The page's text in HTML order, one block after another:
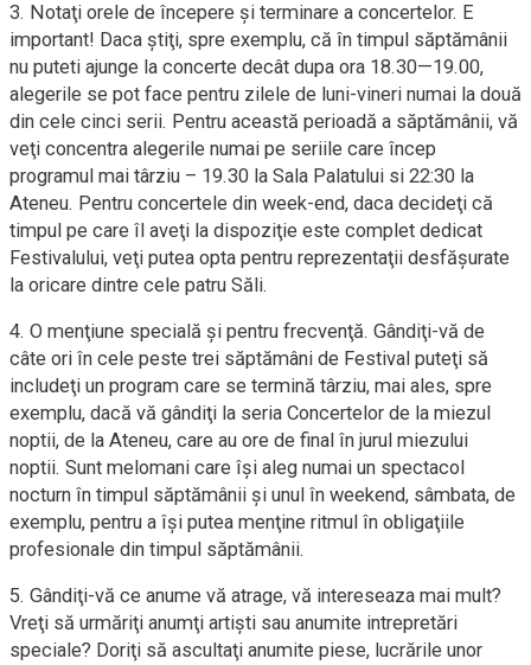
3. Notaţi orele de începere şi terminare a concertelor. E
important! Daca ştiţi, spre exemplu, că în timpul săptămânii
nu puteti ajunge la concerte decât dupa ora 18.30—19.00,
alegerile se pot face pentru zilele de luni-vineri numai la două
din cele cinci serii. Pentru această perioadă a săptămânii, vă
veţi concentra alegerile numai pe seriile care încep
programul mai târziu – 19.30 la Sala Palatului si 22:30 la
Ateneu. Pentru concertele din week-end, daca decideţi că
timpul pe care îl aveţi la dispoziţie este complet dedicat
Festivalului, veţi putea opta pentru reprezentaţii desfăşurate
la oricare dintre cele patru Săli.
4. O menţiune specială şi pentru frecvenţă. Gândiţi-vă de
câte ori în cele peste trei săptămâni de Festival puteţi să
includeţi un program care se termină târziu, mai ales, spre
exemplu, dacă vă gândiţi la seria Concertelor de la miezul
noptii, de la Ateneu, care au ore de final în jurul miezului
noptii. Sunt melomani care îşi aleg numai un spectacol
nocturn în timpul săptămânii şi unul în weekend, sâmbata, de
exemplu, pentru a îşi putea menţine ritmul în obligaţiile
profesionale din timpul săptămânii.
5. Gândiţi-vă ce anume vă atrage, vă intereseaza mai mult?
Vreţi să urmăriţi anumţi artişti sau anumite intrepretări
speciale? Doriţi să ascultaţi anumite piese, lucrările unor